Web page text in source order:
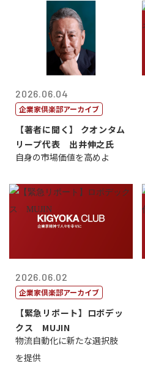
2026.06.04
企業家倶楽部アーカイブ
【著者に聞く】 クオンタム
リープ代表 出井伸之氏
自身の市場価値を高めよ
2026.06.02
企業家倶楽部アーカイブ
【緊急リポート】ロボデッ
クス MUJIN
物流自動化に新たな選択肢
を提供